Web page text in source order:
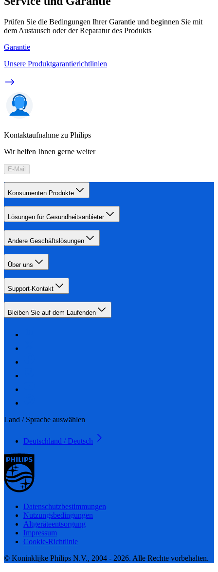
Prüfen Sie die Bedingungen Ihrer Garantie und beginnen Sie mit
dem Austausch oder der Reparatur des Produkts
Garantie
Unsere Produktgarantierichtlinien
Kontaktaufnahme zu Philips
Wir helfen Ihnen gerne weiter
E-Mail
Konsumenten Produkte
Lösungen für Gesundheitsanbieter
Andere Geschäftslösungen
Über uns
Support-Kontakt
Bleiben Sie auf dem Laufenden
Land / Sprache auswählen
Deutschland / Deutsch
Datenschutzbestimmungen
Nutzungsbedingungen
Altgeräteentsorgung
Impressum
Cookie-Richtlinie
© Koninklijke Philips N.V., 2004 - 2026. Alle Rechte vorbehalten.